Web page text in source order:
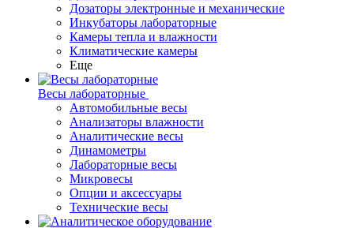
Дозаторы электронные и механические
Инкубаторы лабораторные
Камеры тепла и влажности
Климатические камеры
Еще
Весы лабораторные
Автомобильные весы
Анализаторы влажности
Аналитические весы
Динамометры
Лабораторные весы
Микровесы
Опции и аксессуары
Технические весы